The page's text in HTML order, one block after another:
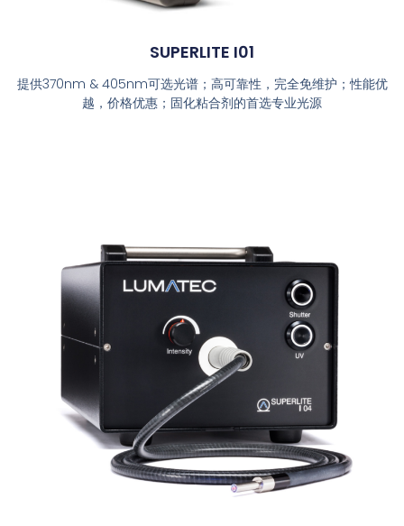
SUPERLITE I01
提供370nm & 405nm可选光谱；高可靠性，完全免维护；性能优
越，价格优惠；固化粘合剂的首选专业光源